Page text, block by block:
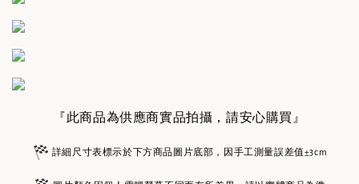
『此商品為供應商實品拍攝，請安心購買』
詳細尺寸表標示於下方商品圖片底部，因手工測量誤差值±3cm